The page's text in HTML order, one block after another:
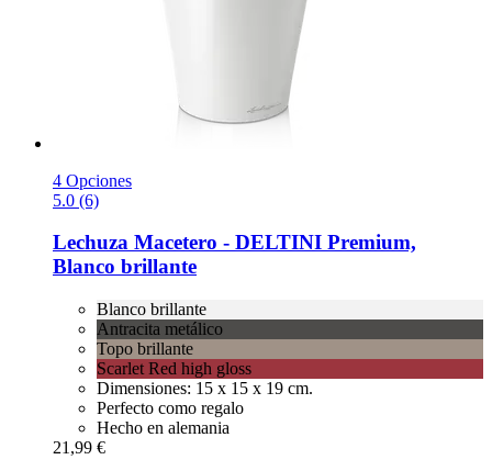
4 Opciones
5.0 (6)
Lechuza Macetero -​ DELTINI Premium,
Blanco brillante
Blanco brillante
Antracita metálico
Topo brillante
Scarlet Red high gloss
Dimensiones: 15 x 15 x 19 cm.
Perfecto como regalo
Hecho en alemania
21,99 €